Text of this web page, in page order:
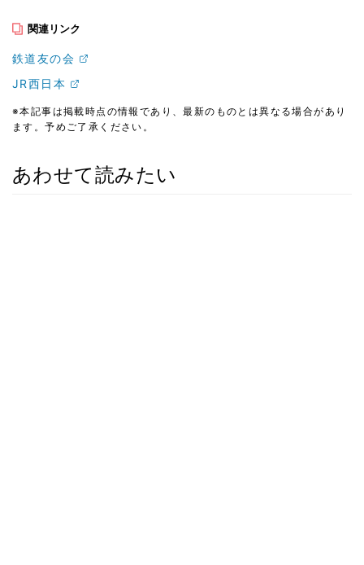
関連リンク
鉄道友の会
JR西日本
※本記事は掲載時点の情報であり、最新のものとは異なる場合があり
ます。予めご了承ください。
あわせて読みたい